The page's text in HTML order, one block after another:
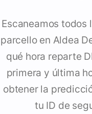
Escaneamos todos
parcello en Aldea
qué hora reparte
primera y última
obtener la
tu ID de